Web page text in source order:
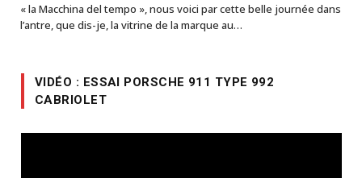
« la Macchina del tempo », nous voici par cette belle journée dans
l’antre, que dis-je, la vitrine de la marque au…
VIDÉO : ESSAI PORSCHE 911 TYPE 992
CABRIOLET